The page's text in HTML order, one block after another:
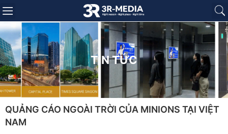
TIN TỨC
QUẢNG CÁO NGOÀI TRỜI CỦA MINIONS TẠI VIỆT
NAM